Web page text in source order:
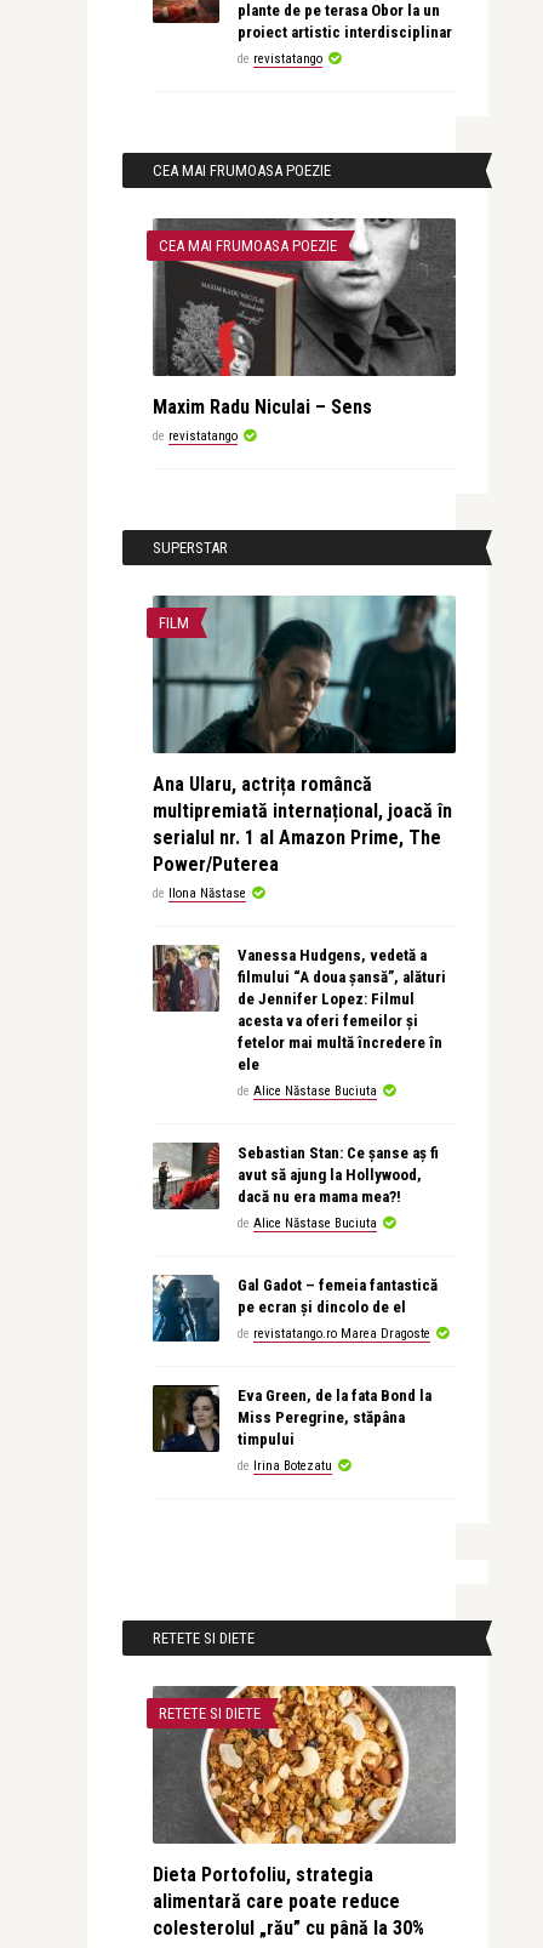
plante de pe terasa Obor la un
proiect artistic interdisciplinar
de revistatango
CEA MAI FRUMOASA POEZIE
CEA MAI FRUMOASA POEZIE
Maxim Radu Niculai – Sens
de revistatango
SUPERSTAR
FILM
Ana Ularu, actrița româncă
multipremiată internațional, joacă în
serialul nr. 1 al Amazon Prime, The
Power/Puterea
de Ilona Năstase
Vanessa Hudgens, vedetă a
filmului “A doua șansă”, alături
de Jennifer Lopez: Filmul
acesta va oferi femeilor și
fetelor mai multă încredere în
ele
de Alice Năstase Buciuta
Sebastian Stan: Ce șanse aș fi
avut să ajung la Hollywood,
dacă nu era mama mea?!
de Alice Năstase Buciuta
Gal Gadot – femeia fantastică
pe ecran și dincolo de el
de revistatango.ro Marea Dragoste
Eva Green, de la fata Bond la
Miss Peregrine, stăpâna
timpului
de Irina Botezatu
RETETE SI DIETE
RETETE SI DIETE
Dieta Portofoliu, strategia
alimentară care poate reduce
colesterolul „rău” cu până la 30%